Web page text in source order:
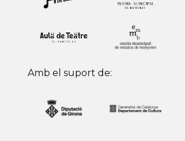
Amb el suport de: